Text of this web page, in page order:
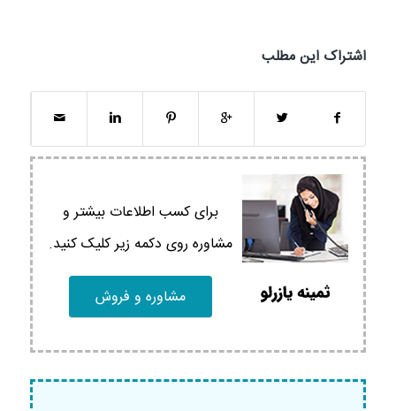
اشتراک این مطلب
برای کسب اطلاعات بیشتر و
مشاوره روی دکمه زیر کلیک کنید.
مشاوره و فروش